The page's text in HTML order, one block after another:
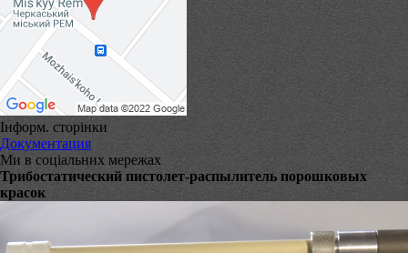
Інформ. сторінки
Документация
Ми в соціальних мережах
Трибостатический пистолет-распылитель порошковых
красок